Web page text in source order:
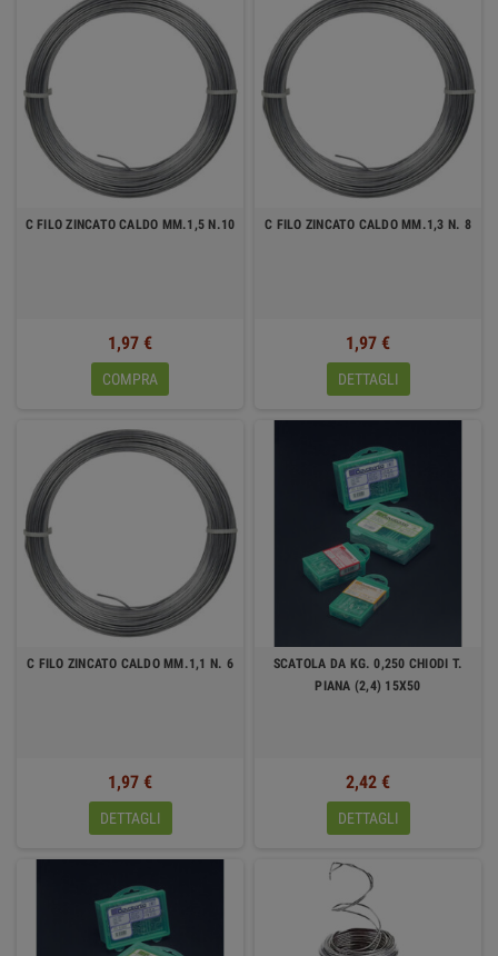
C FILO ZINCATO CALDO MM.1,5 N.10
1,97 €
COMPRA
C FILO ZINCATO CALDO MM.1,3 N. 8
1,97 €
DETTAGLI
C FILO ZINCATO CALDO MM.1,1 N. 6
1,97 €
DETTAGLI
SCATOLA DA KG. 0,250 CHIODI T.
PIANA (2,4) 15X50
2,42 €
DETTAGLI